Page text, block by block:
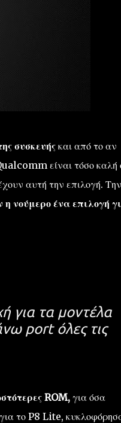
συσκευήςκαι από το αν
είναι τόσο καλή
αυτή την επιλογή. Την
νούμερο ένα επιλογή
για τα μοντέλα
port όλες τις
ROM,για όσα
το P8 Lite,